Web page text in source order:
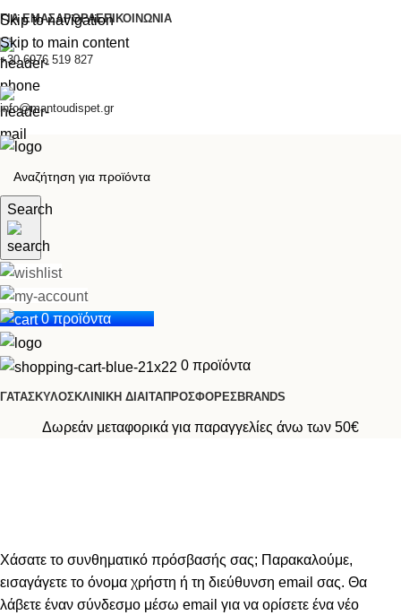
Skip to navigation
Skip to main content
ΓΙΑ ΕΜΆΣΆΡΘΡΑΕΠΙΚΟΙΝΩΝΊΑ
+30 6976 519 827
info@mantoudispet.gr
Search
0προϊόντα 0,00€
0 προϊόντα
ΓΆΤΑΣΚΎΛΟΣΚΛΙΝΙΚΉ ΔΊΑΙΤΑΠΡΟΣΦΟΡΈΣBRANDS
Δωρεάν μεταφορικά για παραγγελίες άνω των 50€
Χάσατε το συνθηματικό πρόσβασής σας; Παρακαλούμε,
εισαγάγετε το όνομα χρήστη ή τη διεύθυνση email σας. Θα
λάβετε έναν σύνδεσμο μέσω email για να ορίσετε ένα νέο